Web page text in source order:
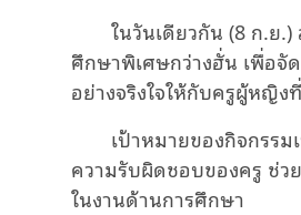
ในวันเดียวกัน (8 ก.ย
ศึกษาพิเศษกว่างฮั่น เพื่อจั
อย่างจริงใจให้กับครูผู้หญิ
เป้าหมายของกิจกรร
ความรับผิดชอบของครู ช่ว
ในงานด้านการศึกษา